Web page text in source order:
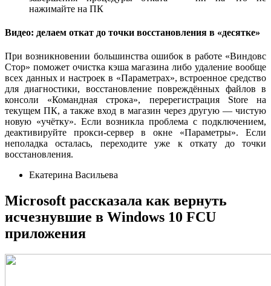
нажимайте на ПК
Видео: делаем откат до точки восстановления в «десятке»
При возникновении большинства ошибок в работе «Виндовс
Стор» поможет очистка кэша магазина либо удаление вообще
всех данных и настроек в «Параметрах», встроенное средство
для диагностики, восстановление повреждённых файлов в
консоли «Командная строка», перерегистрация Store на
текущем ПК, а также вход в магазин через другую — чистую
новую «учётку». Если возникла проблема с подключением,
деактивируйте прокси-сервер в окне «Параметры». Если
неполадка осталась, переходите уже к откату до точки
восстановления.
Екатерина Васильева
Microsoft рассказала как вернуть
исчезнувшие в Windows 10 FCU
приложения